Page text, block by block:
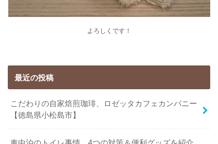
よろしくです！
最近の投稿
こだわりの自家焙煎珈琲、ロゼッタカフェカンパニー
【徳島県小松島市】